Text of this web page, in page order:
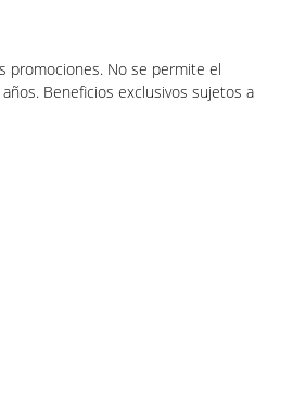
promociones. No se permite el
Beneficios exclusivos sujetos a